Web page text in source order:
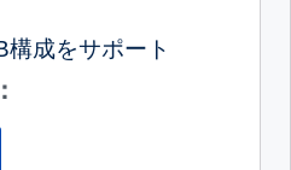
構成をサポート